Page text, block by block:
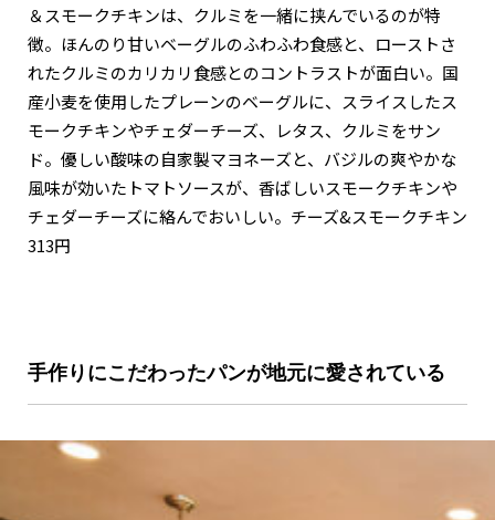
＆スモークチキンは、クルミを一緒に挟んでいるのが特
徴。ほんのり甘いベーグルのふわふわ食感と、ローストさ
れたクルミのカリカリ食感とのコントラストが面白い。国
産小麦を使用したプレーンのベーグルに、スライスしたス
モークチキンやチェダーチーズ、レタス、クルミをサン
ド。優しい酸味の自家製マヨネーズと、バジルの爽やかな
風味が効いたトマトソースが、香ばしいスモークチキンや
チェダーチーズに絡んでおいしい。チーズ&スモークチキン
313円
手作りにこだわったパンが地元に愛されている